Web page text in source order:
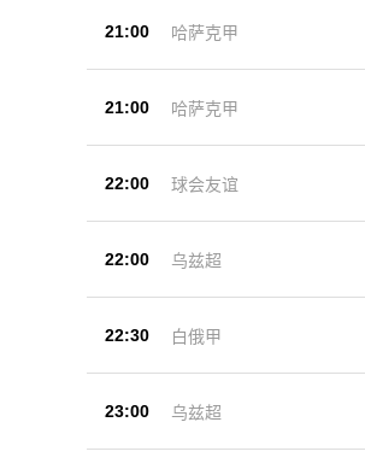
21:00 哈萨克甲
21:00 哈萨克甲
22:00 球会友谊
22:00 乌兹超
22:30 白俄甲
23:00 乌兹超